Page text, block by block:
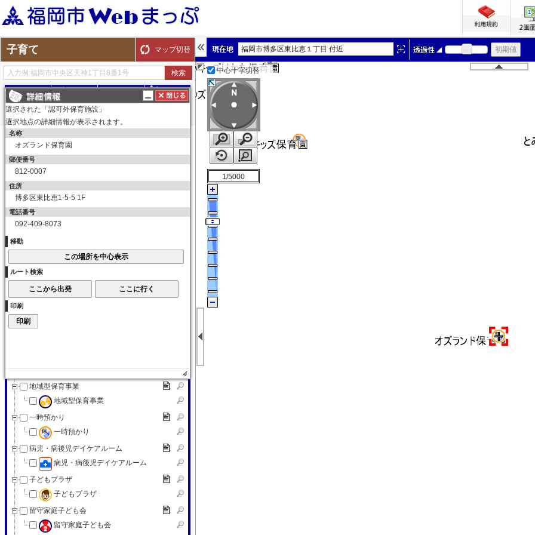
子育て マップ切替
探す ルート
子育て
保育所（園）
保育所（園）
幼稚園
子育て交流サロン
子育て（その他）
赤ちゃんの駅
認可外保育施設
地域型保育事業
地域型保育事業
一時預かり
一時預かり
病児・病後児デイケアルーム
病児・病後児デイケアルーム
子どもプラザ
子どもプラザ
留守家庭子ども会
留守家庭子ども会
福岡市博多区東比恵１丁目 付近
中心十字切替
1/5000
選択された「認可外保育施設」
選択地点の詳細情報が表示されます。
名称
オズランド保育園
郵便番号
812-0007
住所
博多区東比恵1-5-5 1F
電話番号
092-409-8073
移動
ルート検索
印刷